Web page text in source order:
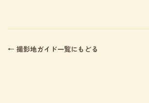
← 撮影地ガイド一覧にもどる